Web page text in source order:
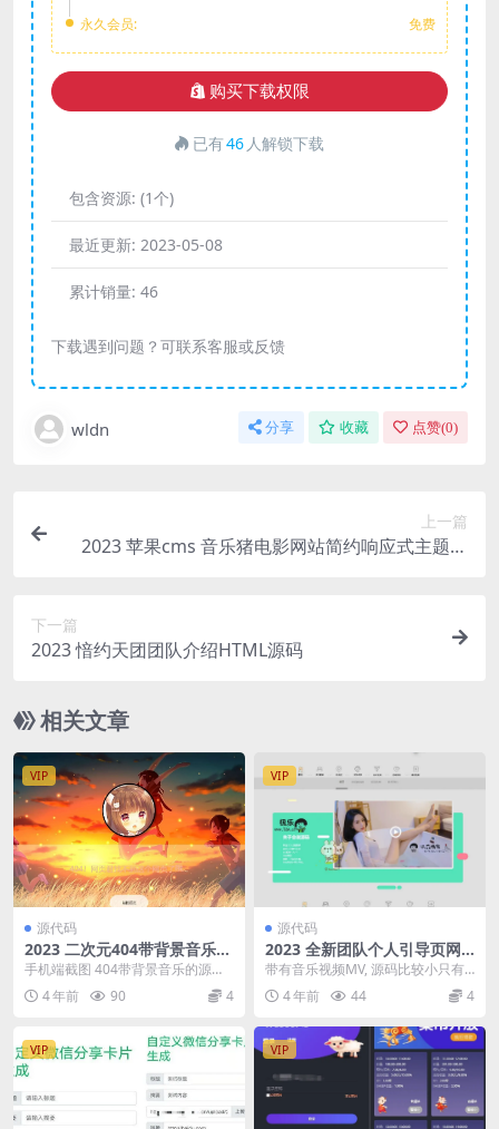
永久会员: 免费
购买下载权限
已有46 人解锁下载
包含资源: (1个)
最近更新: 2023-05-08
累计销量: 46
下载遇到问题？可联系客服或反馈
wldn 分享 收藏 点赞(0)
上一篇
2023 苹果cms 音乐猪电影网站简约响应式主题模
下一篇
2023 愔约天团团队介绍HTML源码
相关文章
VIP
源代码
2023 二次元404带背景音乐H
TML源码
手机端截图 404带背景音乐的源
码，页面PC和手机自适应，bgm文
件有点大建议上...
4 年前 90 4
VIP
源代码
2023 全新团队个人引导页网
站HTML源码
带有音乐视频MV, 源码比较小只有
七兆，只不过就是因为有个mv占了
十几兆。 源码...
4 年前 44 4
VIP VIP